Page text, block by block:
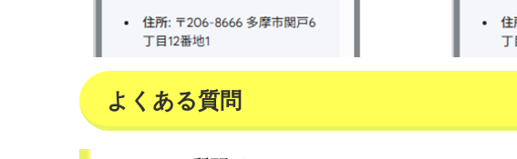
よくある質問